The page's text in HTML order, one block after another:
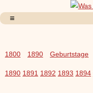
1800 1890 Geburtstage
1890 1891 1892 1893 1894